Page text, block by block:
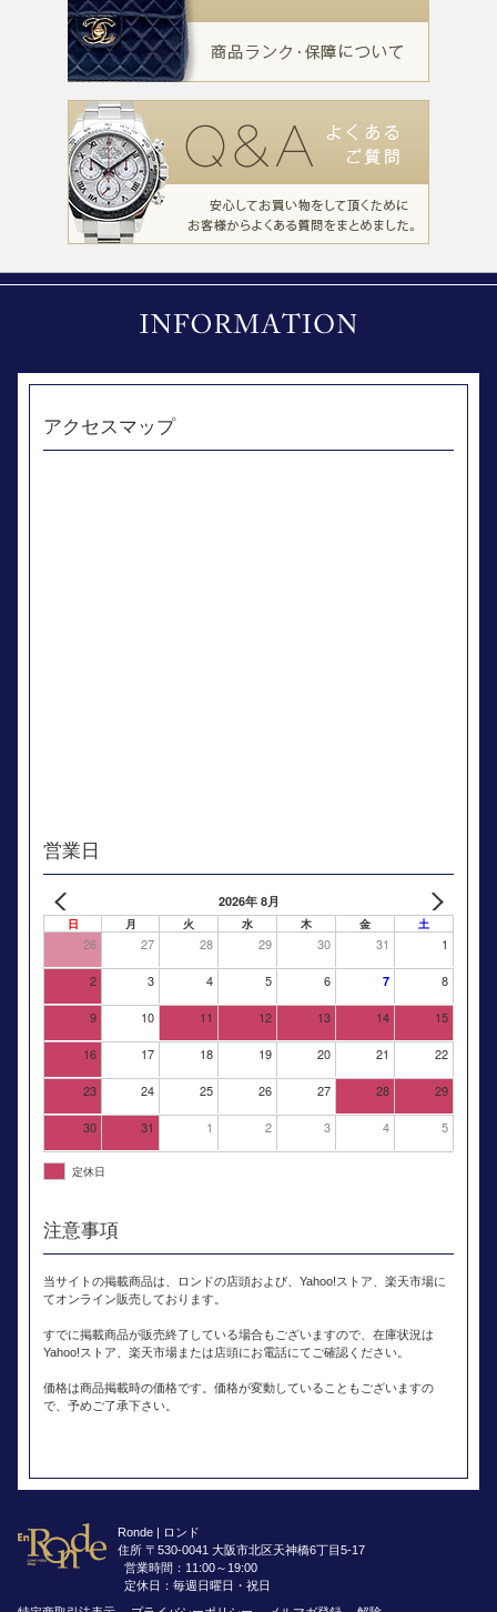
アクセスマップ
営業日
2026年 8月
日 月 火 水 木 金 土
26 27 28 29 30 31 1
2 3 4 5 6 7 8
9 10 11 12 13 14 15
16 17 18 19 20 21 22
23 24 25 26 27 28 29
30 31 1 2 3 4 5
定休日
注意事項
当サイトの掲載商品は、ロンドの店頭および、Yahoo!ストア、楽天市場に
てオンライン販売しております。
すでに掲載商品が販売終了している場合もございますので、在庫状況は
Yahoo!ストア、楽天市場または店頭にお電話にてご確認ください。
価格は商品掲載時の価格です。価格が変動していることもございますの
で、予めご了承下さい。
Ronde | ロンド
住所 〒530-0041 大阪市北区天神橋6丁目5-17
営業時間：11:00～19:00
定休日：毎週日曜日・祝日